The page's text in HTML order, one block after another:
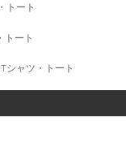
トート
トート
シャツ・トート